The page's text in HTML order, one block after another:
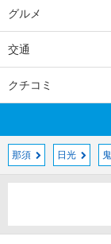
グルメ
交通
クチコミ
那須 日光